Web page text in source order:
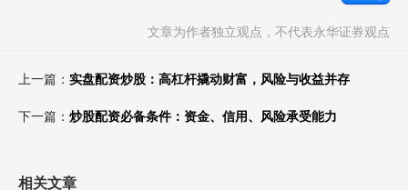
文章为作者独立观点，不代表永华证券观点
上一篇： 实盘配资炒股：高杠杆撬动财富，风险与收益并存
下一篇： 炒股配资必备条件：资金、信用、风险承受能力
相关文章